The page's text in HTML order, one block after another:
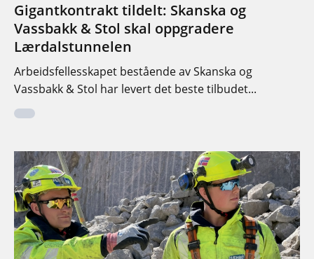
Gigantkontrakt tildelt: Skanska og
Vassbakk & Stol skal oppgradere
Lærdalstunnelen
Arbeidsfellesskapet bestående av Skanska og
Vassbakk & Stol har levert det beste tilbudet...